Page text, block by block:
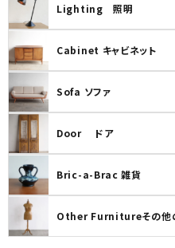
Lighting 照明
Cabinet キャビネット
Sofa ソファ
Door ドア
Bric-a-Brac 雑貨
Other Furnitureその他